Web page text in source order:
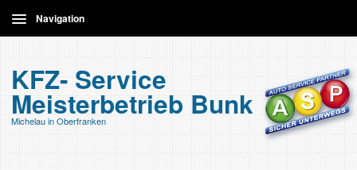
Navigation
Leistungen
KFZ- Service
Meisterbetrieb Bunk
Michelau in Oberfranken